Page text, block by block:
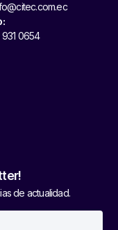
0654
de actualidad.